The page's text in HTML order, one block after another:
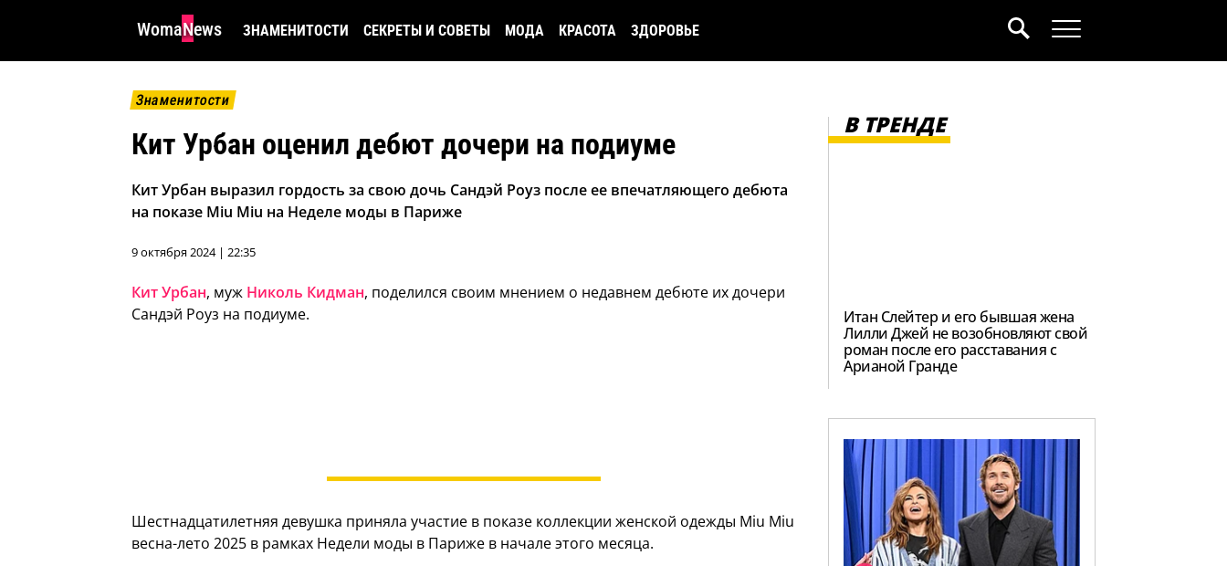
WomaNews ЗНАМЕНИТОСТИ СЕКРЕТЫ И СОВЕТЫ МОДА КРАСОТА ЗДОРОВЬЕ
Знаменитости
Кит Урбан оценил дебют дочери на подиуме
Кит Урбан выразил гордость за свою дочь Сандэй Роуз после ее впечатляющего дебюта
на показе Miu Miu на Неделе моды в Париже
9 октября 2024 | 22:35
Кит Урбан, муж Николь Кидман, поделился своим мнением о недавнем дебюте их дочери
Сандэй Роуз на подиуме.
Шестнадцатилетняя девушка приняла участие в показе коллекции женской одежды Miu Miu
весна-лето 2025 в рамках Недели моды в Париже в начале этого месяца.
В ТРЕНДЕ
Итан Слейтер и его бывшая жена
Лилли Джей не возобновляют свой
роман после его расставания с
Арианой Гранде